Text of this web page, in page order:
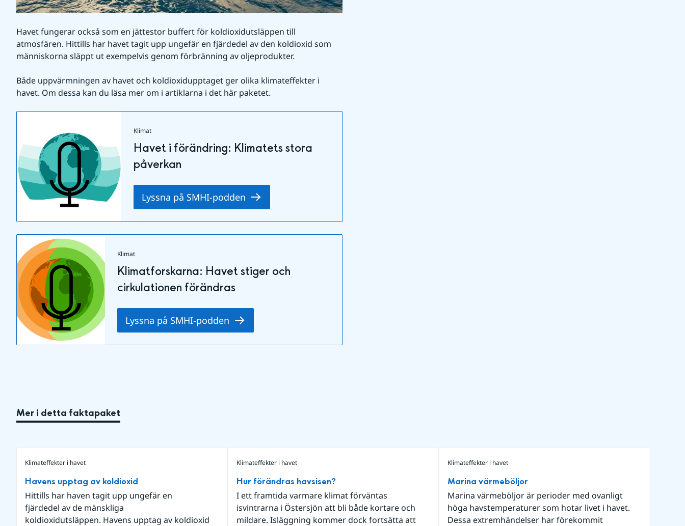
Havet fungerar också som en jättestor buffert för koldioxidutsläppen till
atmosfären. Hittills har havet tagit upp ungefär en fjärdedel av den koldioxid som
människorna släppt ut exempelvis genom förbränning av oljeprodukter.
Både uppvärmningen av havet och koldioxidupptaget ger olika klimateffekter i
havet. Om dessa kan du läsa mer om i artiklarna i det här paketet.
Klimat
Havet i förändring: Klimatets stora
påverkan
Lyssna på SMHI-podden
Klimat
Klimatforskarna: Havet stiger och
cirkulationen förändras
Lyssna på SMHI-podden
Mer i detta faktapaket
Klimateffekter i havet
Havens upptag av koldioxid
Hittills har haven tagit upp ungefär en
fjärdedel av de mänskliga
koldioxidutsläppen. Havens upptag av koldioxid
Klimateffekter i havet
Hur förändras havsisen?
I ett framtida varmare klimat förväntas
isvintrarna i Östersjön att bli både kortare och
mildare. Isläggning kommer dock fortsätta att
Klimateffekter i havet
Marina värmeböljor
Marina värmeböljor är perioder med ovanligt
höga havstemperaturer som hotar livet i havet.
Dessa extremhändelser har förekommit